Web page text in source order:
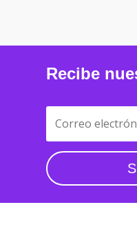
Recibe